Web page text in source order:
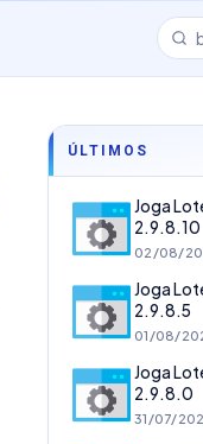
ÚLTIMOS
Joga
2.9.8.10
02/08/
Joga
2.9.8.5
01/08/
Joga
2.9.8.0
31/07/